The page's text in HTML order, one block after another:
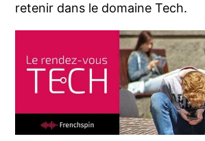
retenir dans le domaine Tech.